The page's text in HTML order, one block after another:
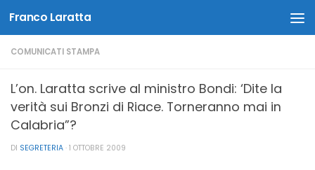
Salta al contenuto
Franco Laratta
COMUNICATI STAMPA
L’on. Laratta scrive al ministro Bondi: ‘Dite la
verità sui Bronzi di Riace. Torneranno mai in
Calabria”?
DI SEGRETERIA · 1 OTTOBRE 2009